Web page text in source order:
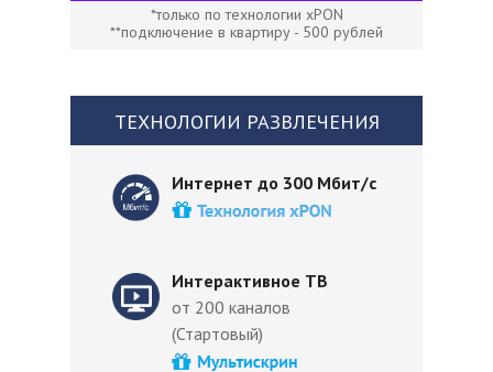
*только по технологии xPON
**подключение в квартиру - 500 рублей
Интерактивное ТВ
от 200 каналов
(Стартовый)
Интернет до 300 Мбит/с
ТЕХНОЛОГИИ РАЗВЛЕЧЕНИЯ